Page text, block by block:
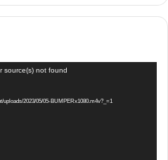
source(s) not found
2023/05/05-BUMPERx1080.m4v?_=1